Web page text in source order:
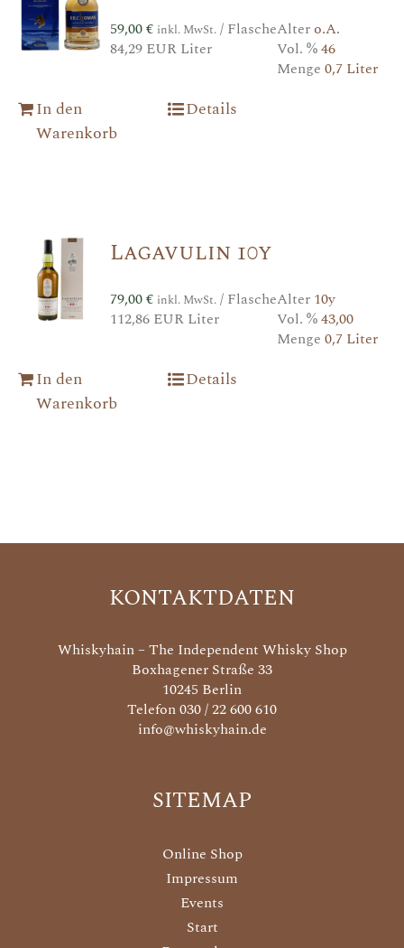
59,00€ inkl. MwSt./ Flasche
84,29 EUR Liter
Altero.A.
Vol. %46
Menge 0,7 Liter
In den
Warenkorb
Details
Lagavulin 10y
79,00€ inkl. MwSt./ Flasche
112,86 EUR Liter
Alter 10y
Vol. %43,00
Menge 0,7 Liter
In den
Warenkorb
Details
KONTAKTDATEN
Whiskyhain – The Independent Whisky Shop
Boxhagener Straße 33
10245 Berlin
Telefon 030 / 22 600 610
info@whiskyhain.de
SITEMAP
Online Shop
Impressum
Events
Start